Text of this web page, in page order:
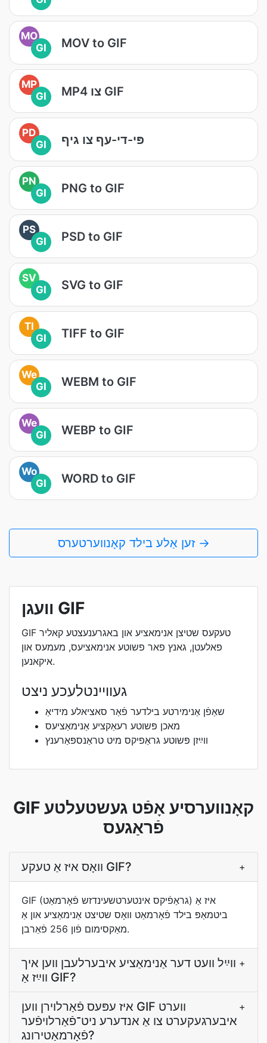
MO
GI
MOV to GIF
MP
GI
MP4 צו GIF
PD
GI
פּי-די-עף צו גיף
PN
GI
PNG to GIF
PS
GI
PSD to GIF
SV
GI
SVG to GIF
TI
GI
TIFF to GIF
We
GI
WEBM to GIF
We
GI
WEBP to GIF
Wo
GI
WORD to GIF
זען אַלע בילד קאָנווערטערס →
וועגן GIF
GIF טעקעס שטיצן אנימאציע און באגרענעצטע קאליר
פאלעטן, גאנץ פאר פשוטע אנימאציעס, מעמעס און
איקאנען.
געוויינטלעכע ניצט
שאַפֿן אַנימירטע בילדער פֿאַר סאציאלע מידיאַ
מאכן פּשוטע רעאַקציע אַנימאַציעס
ווײַזן פּשוטע גראַפיקס מיט טראַנספּאַרענץ
GIF קאָנווערסיע אָפֿט געשטעלטע
פֿראַגעס
וואָס איז אַ טעקע GIF? +
GIF (גראַפֿיקס אינטערטשעינדזש פֿאָרמאַט) איז אַ
ביטמאַפּ בילד פֿאָרמאַט וואָס שטיצט אַנימאַציע און אַ
מאַקסימום פֿון 256 פֿאַרבן.
װײַל װעט דער אַנימאַציע איבערלעבן װען איך
װײַז אַ GIF?
+
איז עפּעס פֿאַרלוירן װען GIF ווערט
איבערגעקערט צו אַ אנדערע ניט־פֿאַרלױפֿער
פֿאָרמאַטירונג?
+